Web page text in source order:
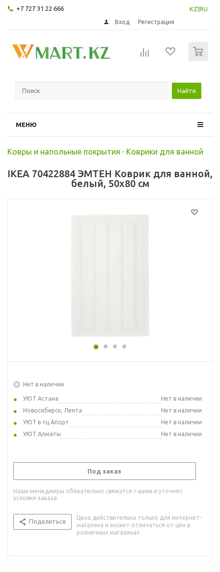
+7 727 31 22 666 KZ RU
Вход Регистрация
Найти
МЕНЮ
Ковры и напольные покрытия - Коврики для ванной
IKEA 70422884 ЭМТЕН Коврик для ванной,
белый, 50x80 см
Нет в наличии
УЮТ Астана
Нет в наличии
Новосибирск, Лента
Нет в наличии
УЮТ в тц Апорт
Нет в наличии
УЮТ Алматы
Нет в наличии
Под заказ
Наши менеджеры обязательно свяжутся с вами и уточнят
условия заказа
Поделиться
Цена действительна только для интернет-
магазина и может отличаться от цен в
розничных магазинах